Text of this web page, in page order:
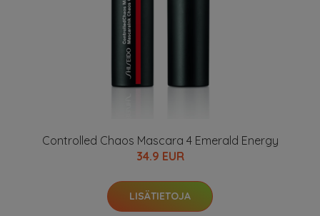
Controlled Chaos Mascara 4 Emerald Energy
34.9 EUR
LISÄTIETOJA